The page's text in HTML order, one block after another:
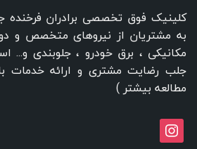
کلینیک فوق تخصصی برادران فرخنده
به مشتریان از نیروهای متخصص و
مکانیکی ، برق خودرو ، جلوبندی و...
جلب رضایت مشتری و ارائه خدمات
مطالعه بیشتر )
instagram